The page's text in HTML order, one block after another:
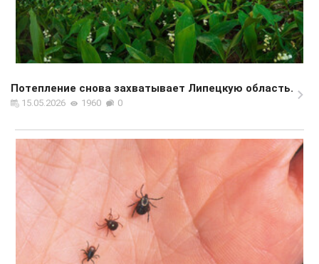
Потепление снова захватывает Липецкую область.
15.05.2026 1960 0